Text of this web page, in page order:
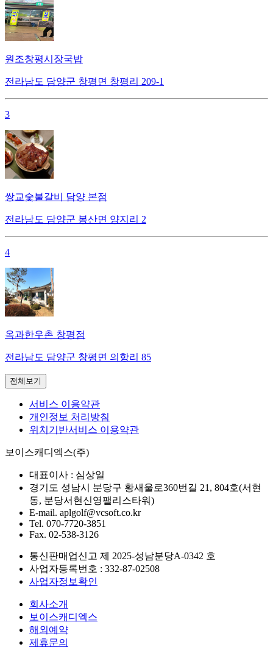
원조창평시장국밥
전라남도 담양군 창평면 창평리 209-1
3
쌍교숯불갈비 담양 본점
전라남도 담양군 봉산면 양지리 2
4
옥과한우촌 창평점
전라남도 담양군 창평면 의항리 85
전체보기
서비스 이용약관
개인정보 처리방침
위치기반서비스 이용약관
보이스캐디엑스(주)
대표이사 : 심상일
경기도 성남시 분당구 황새울로360번길 21, 804호(서현
동, 분당서현신영팰리스타워)
E-mail. aplgolf@vcsoft.co.kr
Tel. 070-7720-3851
Fax. 02-538-3126
통신판매업신고 제 2025-성남분당A-0342 호
사업자등록번호 : 332-87-02508
사업자정보확인
회사소개
보이스캐디엑스
해외예약
제휴문의